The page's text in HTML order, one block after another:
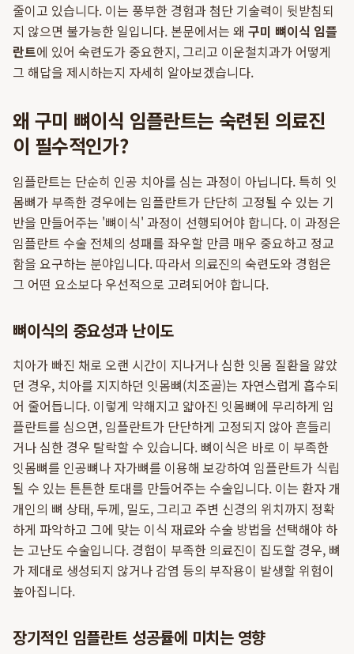
줄이고 있습니다. 이는 풍부한 경험과 첨단 기술력이 뒷받침되
지 않으면 불가능한 일입니다. 본문에서는 왜 구미 뼈이식 임플
란트에 있어 숙련도가 중요한지, 그리고 이운철치과가 어떻게
그 해답을 제시하는지 자세히 알아보겠습니다.
왜 구미 뼈이식 임플란트는 숙련된 의료진
이 필수적인가?
임플란트는 단순히 인공 치아를 심는 과정이 아닙니다. 특히 잇
몸뼈가 부족한 경우에는 임플란트가 단단히 고정될 수 있는 기
반을 만들어주는 '뼈이식' 과정이 선행되어야 합니다. 이 과정은
임플란트 수술 전체의 성패를 좌우할 만큼 매우 중요하고 정교
함을 요구하는 분야입니다. 따라서 의료진의 숙련도와 경험은
그 어떤 요소보다 우선적으로 고려되어야 합니다.
뼈이식의 중요성과 난이도
치아가 빠진 채로 오랜 시간이 지나거나 심한 잇몸 질환을 앓았
던 경우, 치아를 지지하던 잇몸뼈(치조골)는 자연스럽게 흡수되
어 줄어듭니다. 이렇게 약해지고 얇아진 잇몸뼈에 무리하게 임
플란트를 심으면, 임플란트가 단단하게 고정되지 않아 흔들리
거나 심한 경우 탈락할 수 있습니다. 뼈이식은 바로 이 부족한
잇몸뼈를 인공뼈나 자가뼈를 이용해 보강하여 임플란트가 식립
될 수 있는 튼튼한 토대를 만들어주는 수술입니다. 이는 환자 개
개인의 뼈 상태, 두께, 밀도, 그리고 주변 신경의 위치까지 정확
하게 파악하고 그에 맞는 이식 재료와 수술 방법을 선택해야 하
는 고난도 수술입니다. 경험이 부족한 의료진이 집도할 경우, 뼈
가 제대로 생성되지 않거나 감염 등의 부작용이 발생할 위험이
높아집니다.
장기적인 임플란트 성공률에 미치는 영향